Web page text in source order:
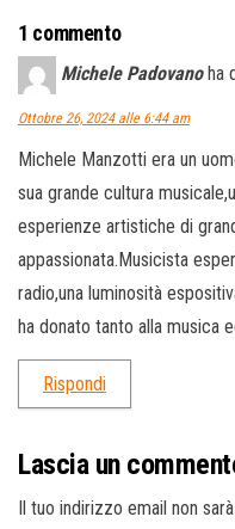
1 commento
Michele Padovano ha
Ottobre 26, 2024 alle 6:44 am
Michele Manzotti era un
sua grande cultura
esperienze artistiche di
appassionata.Musicista
radio,una luminosità
ha donato tanto alla musica
Rispondi
Lascia un
Il tuo indirizzo email non